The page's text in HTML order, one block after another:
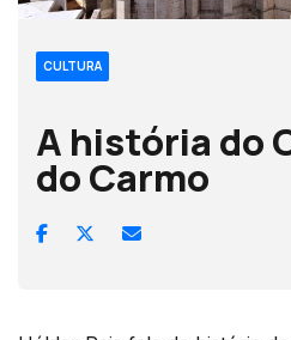
CULTURA
A história do
do Carmo